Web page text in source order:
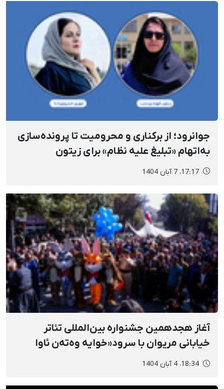
جوانرود؛ از برکناری و محرومیت تا پرونده‌سازی
به‌اتهام «تبلیغ علیه نظام» برای زیتون
کهزادی‌نسب و مهری خسروی‌زاده به‌دلیل
17:17، 7 آبان 1404
آغاز هجدهمین جشنواره بین‌المللی تئاتر
خیابانی مریوان با سرود«خوایه وەتەن ئاوا
کەی»
18:34، 4 آبان 1404